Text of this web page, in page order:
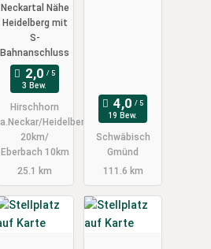
Neckartal Nähe
Heidelberg mit
S-
Bahnanschluss
3 Bew.
Hirschhorn
a.Neckar/Heidelberg
20km/
Eberbach 10km
25.1 km
19 Bew.
Schwäbisch
Gmünd
111.6 km